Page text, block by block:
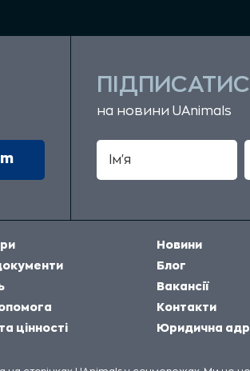
на новини UAnimals
цінності
Новини
Блог
Вакансії
Контакти
Юридична